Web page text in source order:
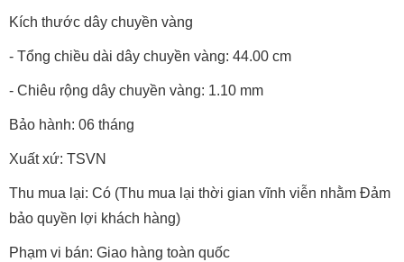
Kích thước dây chuyền vàng
- Tổng chiều dài dây chuyền vàng: 44.00 cm
- Chiêu rộng dây chuyền vàng: 1.10 mm
Bảo hành: 06 tháng
Xuất xứ: TSVN
Thu mua lại: Có (Thu mua lại thời gian vĩnh viễn nhằm Đảm
bảo quyền lợi khách hàng)
Phạm vi bán: Giao hàng toàn quốc